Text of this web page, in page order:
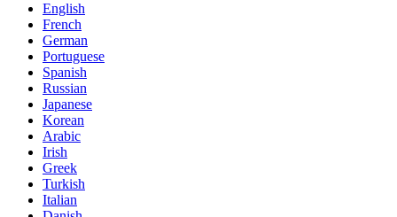
English
French
German
Portuguese
Spanish
Russian
Japanese
Korean
Arabic
Irish
Greek
Turkish
Italian